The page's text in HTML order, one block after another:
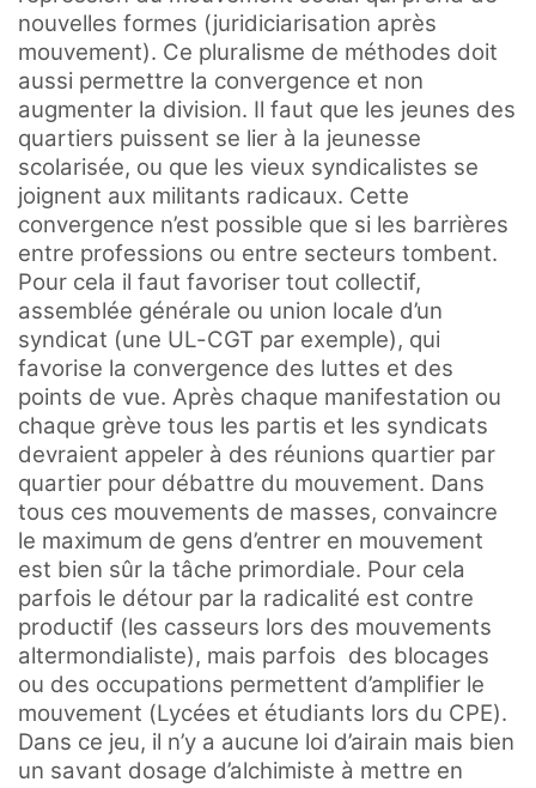
nouvelles formes (juridiciarisation après
mouvement). Ce pluralisme de méthodes doit
aussi permettre la convergence et non
augmenter la division. Il faut que les jeunes des
quartiers puissent se lier à la jeunesse
scolarisée, ou que les vieux syndicalistes se
joignent aux militants radicaux. Cette
convergence n’est possible que si les barrières
entre professions ou entre secteurs tombent.
Pour cela il faut favoriser tout collectif,
assemblée générale ou union locale d’un
syndicat (une UL-CGT par exemple), qui
favorise la convergence des luttes et des
points de vue. Après chaque manifestation ou
chaque grève tous les partis et les syndicats
devraient appeler à des réunions quartier par
quartier pour débattre du mouvement. Dans
tous ces mouvements de masses, convaincre
le maximum de gens d’entrer en mouvement
est bien sûr la tâche primordiale. Pour cela
parfois le détour par la radicalité est contre
productif (les casseurs lors des mouvements
altermondialiste), mais parfois des blocages
ou des occupations permettent d’amplifier le
mouvement (Lycées et étudiants lors du CPE).
Dans ce jeu, il n’y a aucune loi d’airain mais bien
un savant dosage d’alchimiste à mettre en